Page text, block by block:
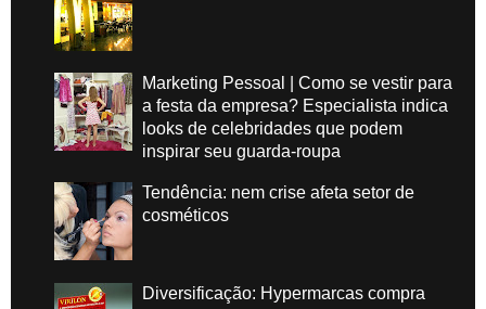
Marketing Pessoal | Como se vestir para
a festa da empresa? Especialista indica
looks de celebridades que podem
inspirar seu guarda-roupa
Tendência: nem crise afeta setor de
cosméticos
Diversificação: Hypermarcas compra